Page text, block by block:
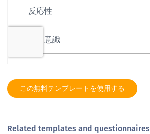
この無料テンプレートを使用する
Related templates and questionnaires